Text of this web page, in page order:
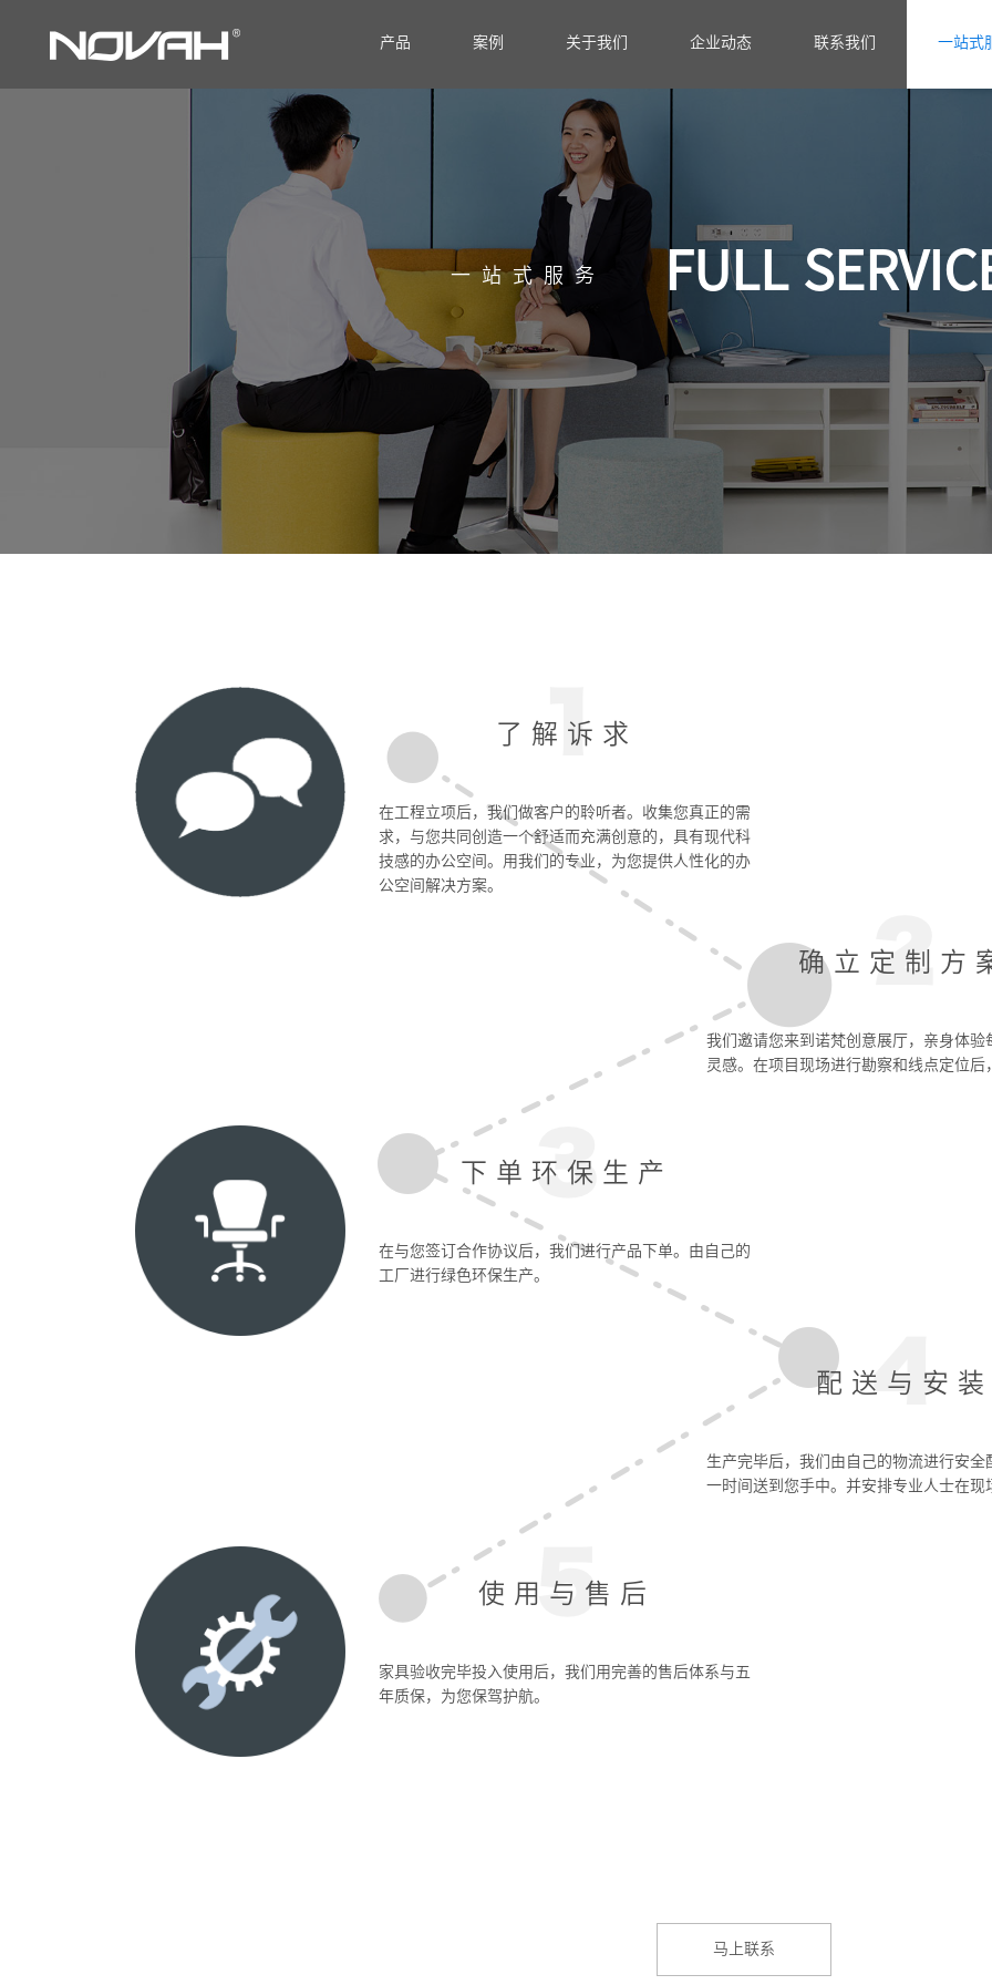
产品 案例 关于我们 企业动态 联系我们 一站式
一站式服务 FULL
了解诉求
在工程立项后，我们做客户的聆听者。收集您真正的需
求，与您共同创造一个舒适而充满创意的，具有现代科
技感的办公空间。用我们的专业，为您提供人性化的办
公空间解决方案。
确立定制方
我们邀请您来到诺梵创意展厅，亲身体验
灵感。在项目现场进行勘察和线点定位后
下单环保生产
在与您签订合作协议后，我们进行产品下单。由自己的
工厂进行绿色环保生产。
配送与安装
生产完毕后，我们由自己的物流进行安全
一时间送到您手中。并安排专业人士在现
使用与售后
家具验收完毕投入使用后，我们用完善的售后体系与五
年质保，为您保驾护航。
马上联系